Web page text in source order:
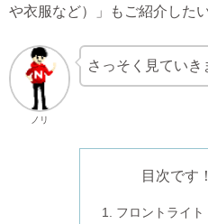
や衣服など）」もご紹介した
ノリ
さっそく見ていき
目次です！
フロントライト